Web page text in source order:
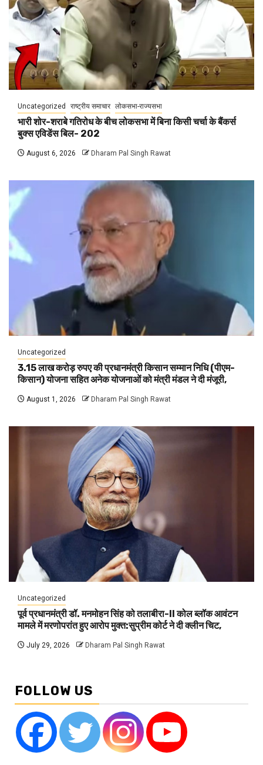
Uncategorized राष्ट्रीय समाचार लोकसभा-राज्यसभा
भारी शोर-शराबे गतिरोध के बीच लोकसभा में बिना किसी चर्चा के बैंकर्स
बुक्स एविडेंस बिल- 202
August 6, 2026 Dharam Pal Singh Rawat
Uncategorized
3.15 लाख करोड़ रुपए की प्रधानमंत्री किसान सम्मान निधि (पीएम-
किसान) योजना सहित अनेक योजनाओं को मंत्री मंडल ने दी मंजूरी,
August 1, 2026 Dharam Pal Singh Rawat
Uncategorized
पूर्व प्रधानमंत्री डॉ. मनमोहन सिंह को तलाबीरा-II कोल ब्लॉक आवंटन
मामले में मरणोपरांत हुए आरोप मुक्त:सुप्रीम कोर्ट ने दी क्लीन चिट,
July 29, 2026 Dharam Pal Singh Rawat
FOLLOW US